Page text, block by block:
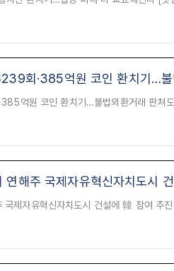
회·385억원 코인 환치기…
연해주 국제자유혁신자치도시